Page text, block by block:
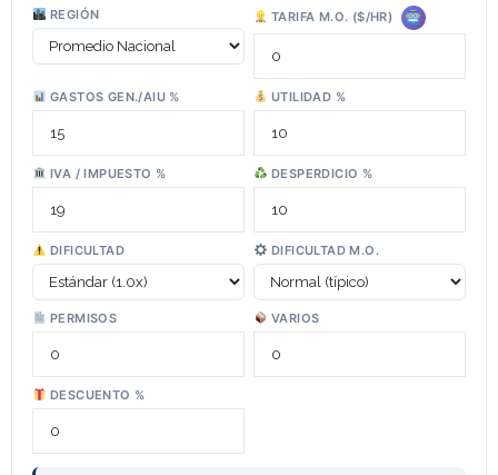
REGIÓN TARIFA M.O. ($/HR)
GASTOS GEN./AIU % UTILIDAD %
IVA / IMPUESTO % DESPERDICIO %
DIFICULTAD DIFICULTAD M.O.
PERMISOS VARIOS
DESCUENTO %